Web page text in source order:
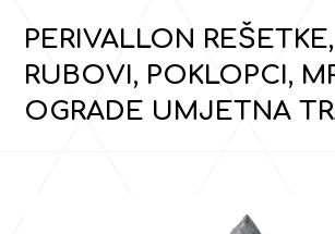
PERIVALLON REŠETKE,
RUBOVI, POKLOPCI,
OGRADE UMJETNA